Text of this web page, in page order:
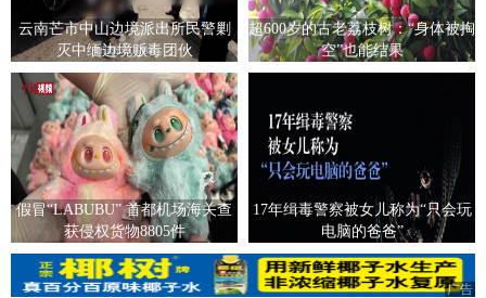
云南芒市中山边境派出所民警剿
灭中缅边境贩毒团伙
超600岁的古老荔枝树：“身体被掏
空”也能结果
假冒“LABUBU” 首都机场海关查
获侵权货物8805件
17年缉毒警察被女儿称为“只会玩
电脑的爸爸”
广告